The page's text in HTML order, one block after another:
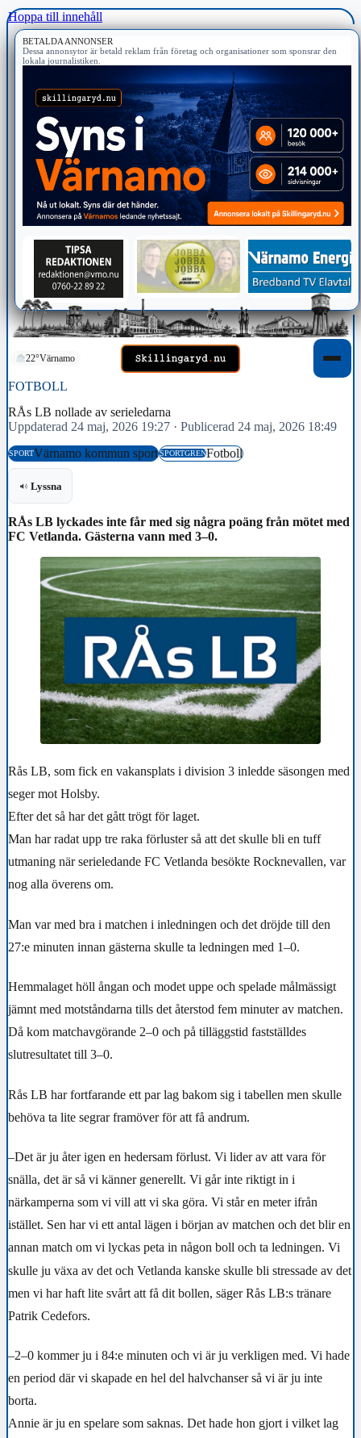
Hoppa till innehåll
BETALDA ANNONSER
Dessa annonsytor är betald reklam från företag och organisationer som sponsrar den
lokala journalistiken.
22°Värnamo
FOTBOLL
RÅs LB nollade av serieledarna
Uppdaterad 24 maj, 2026 19:27 · Publicerad 24 maj, 2026 18:49
SPORTVärnamo kommun sportSPORTGRENFotboll
Lyssna
RÅs LB lyckades inte får med sig några poäng från mötet med
FC Vetlanda. Gästerna vann med 3–0.
Rås LB, som fick en vakansplats i division 3 inledde säsongen med
seger mot Holsby.
Efter det så har det gått trögt för laget.
Man har radat upp tre raka förluster så att det skulle bli en tuff
utmaning när serieledande FC Vetlanda besökte Rocknevallen, var
nog alla överens om.
Man var med bra i matchen i inledningen och det dröjde till den
27:e minuten innan gästerna skulle ta ledningen med 1–0.
Hemmalaget höll ångan och modet uppe och spelade målmässigt
jämnt med motståndarna tills det återstod fem minuter av matchen.
Då kom matchavgörande 2–0 och på tilläggstid fastställdes
slutresultatet till 3–0.
Rås LB har fortfarande ett par lag bakom sig i tabellen men skulle
behöva ta lite segrar framöver för att få andrum.
–Det är ju åter igen en hedersam förlust. Vi lider av att vara för
snälla, det är så vi känner generellt. Vi går inte riktigt in i
närkamperna som vi vill att vi ska göra. Vi står en meter ifrån
istället. Sen har vi ett antal lägen i början av matchen och det blir en
annan match om vi lyckas peta in någon boll och ta ledningen. Vi
skulle ju växa av det och Vetlanda kanske skulle bli stressade av det
men vi har haft lite svårt att få dit bollen, säger Rås LB:s tränare
Patrik Cedefors.
–2–0 kommer ju i 84:e minuten och vi är ju verkligen med. Vi hade
en period där vi skapade en hel del halvchanser så vi är ju inte
borta.
Annie är ju en spelare som saknas. Det hade hon gjort i vilket lag